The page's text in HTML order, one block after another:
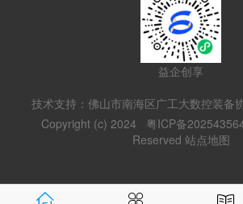
益企创享
技术支持：佛山市南海区广工大数控装备
Copyright (c) 2024
粤ICP备
Reserved 站点地图